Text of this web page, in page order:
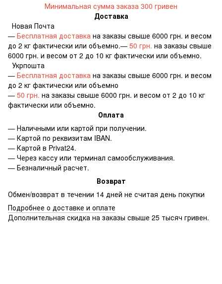
Минимальная сумма заказа 300 гривен
Доставка
Новая Почта
— Бесплатная доставка на заказы свыше 6000 грн. и весом
до 2 кг фактически или объемно.— 50 грн. на заказы свыше
6000 грн. и весом от 2 до 10 кг фактически или объемно.
Укрпошта
— Бесплатная доставка на заказы свыше 6000 грн. и весом
до 2 кг фактически или объемно
— 50 грн. на заказы свыше 6000 грн. и весом от 2 до 10 кг
фактически или объемно.
Оплата
— Наличными или картой при получении.
— Картой по реквизитам IBAN.
— Картой в Privat24.
— Через кассу или терминал самообслуживания.
— Безналичный расчет.
Возврат
Обмен/возврат в течении 14 дней не считая день покупки
Подробнее о доставке и оплате
Дополнительная скидка на заказы свыше 25 тысяч гривен.